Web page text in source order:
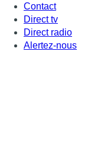
Contact
Direct tv
Direct radio
Alertez-nous